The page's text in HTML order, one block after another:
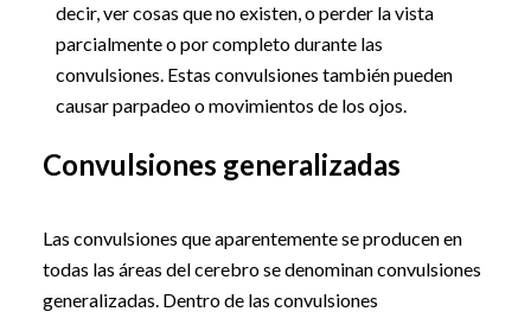
decir, ver cosas que no existen, o perder la vista
parcialmente o por completo durante las
convulsiones. Estas convulsiones también pueden
causar parpadeo o movimientos de los ojos.
Convulsiones generalizadas
Las convulsiones que aparentemente se producen en
todas las áreas del cerebro se denominan convulsiones
generalizadas. Dentro de las convulsiones